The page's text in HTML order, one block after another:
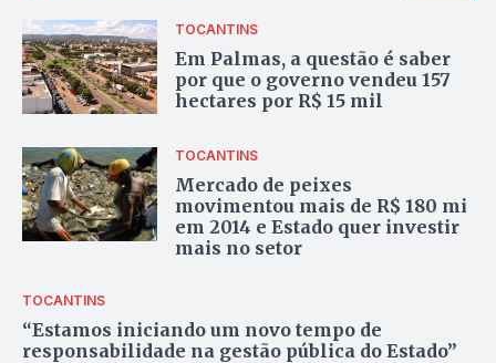
TOCANTINS
Em Palmas, a questão é saber
por que o governo vendeu 157
hectares por R$ 15 mil
TOCANTINS
Mercado de peixes
movimentou mais de R$ 180 mi
em 2014 e Estado quer investir
mais no setor
TOCANTINS
“Estamos iniciando um novo tempo de
responsabilidade na gestão pública do Estado”